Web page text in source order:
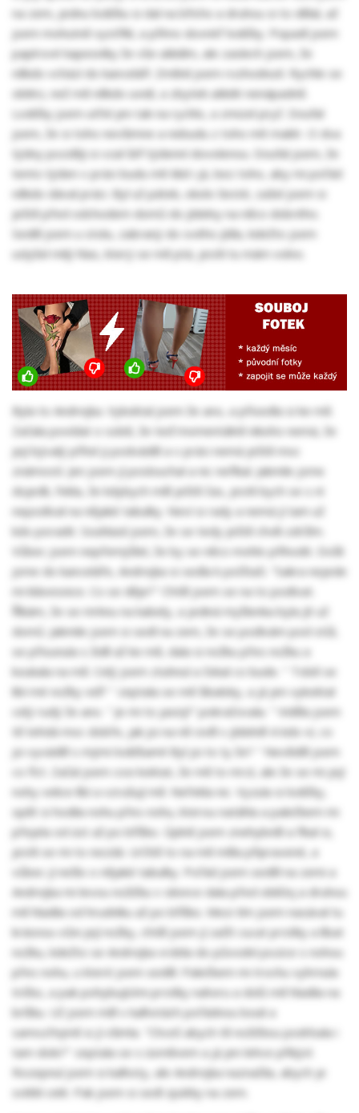
na zem, jednu lodičku si dal na břicho a druhou si to dělal, až
jsem mohutně vystříkl, a přímo dovnitř lodičky. Popadl jsem
papírové kapesníky že vše uklidím, ale zaslech jsem, že
někdo vchází do kanceláří. Změnil jsem rozhodnutí. Rychle se
obléci, než mě někdo uvidí, a zbytek uklidit nenápadně.
Lodičky jsem utřel jen tak na rychlo, a zmizel pryč. Doufal
jsem, že si toho nevšimne a nebudu z toho mít malér. O dva
týdny později si vzal šéf týdenní dovolenou. Doufal jsem, že
tento týden v práci budu mít klid i já, bez toho, aby mi pořád
někdo dával práci. Byl už pátek, okolo šesté, zašel jsem si
ještě před odchodem domů do jídelny na něco dobrého.
Seděl jsem u stolu, zabraný do svého jídla, kdežto jsem
uslyšel milý hlas, který se mě ptá, jestli tu mám volno.
Byla to Andrejka. Vykoktal jsem že ano, a přisedla si ke mě.
Začala povídat o sobě, že teď momentálně nikoho nemá, že
její bývalý přítel ji podváděl a v práci nemá ještě moc
známostí. Jen jsem jí poslouchal a nic neříkal. Jakmile jsme
dojedli, řekla, že kdybych měl ještě čas, jestli bych se s ní
nepodíval na nějaké tabulky. Neví si rady a nemá jí tam už
kdo poradit. Souhlasil jsem, že se tedy ještě chvíli zdržím.
Vůbec jsem nepřemýšlel, že by se něco mohlo přihodit. Došli
jsme do kanceláře, Andrejka si sedla k počítači. "Sakra nejede
mi klávesnice. Co se děje?" Chtěl jsem se na to podívat.
Říkám, že se mrknu na kabely, a jediná myšlenka byla jít už
domů. Jakmile jsem si sedl na zem, že se podívám pod stůl,
se přisunula s židlí až ke mě, dala si nožku přes nožku a
koukala na mě. Celý jsem ztuhnul a čekal co bude. " Tobě se
libí mé nožky viď? " zeptala se mě šibalsky, a já jen vykoktal
celý rudý že ano. " Je mi to jasný!" pokračovala. " Viděla jsem
tě tehdá moc dobře, jak jsi na ně civěl v jídelně! A kdo ví, co
jsi vyváděl s mými lodičkami! Byl jsi to ty že? " Nevěděl jsem
co říct. Začal jsem cosi koktat, že mě to mrzí, ale že se mi její
nohy velice líbí a vzrušují mě. Neřekla nic. Vyzula si lodičky,
opět si hodila nohu přes nohu, kterou natáhla a palečkem mi
přejela od úst až po bříško. Úplně jsem znehybněl a říkal si,
jestli se mi to nezdá. Určitě to na mě měla připravené, a
vůbec jí nešlo o nějaké tabulky. Pořád jsem seděl na zemi a
Andrejka mi levou nožičku v silonce dala před obličej a druhou
mě hladila od hrudníku až po bříško. Mezi tím jsem nasával tu
krásnou vůni její nožky, chtěl jsem jí začít cucat prstíky a líbat
nožku, kdežto se Andrejka vrátila do původní pozice s nohou
přes nohu, u které jsem seděl. Palečkem mi trochu vyhrnula
tričko, a pak pohybujícími prstíky nahoru a dolů mě hladila na
bríšku. Už jsem měl v kalhotách pořádnou bouli a
samozřejmě si jí všimla. "Chceš abych tě nožičkou podrbala i
tam dole?" zeptala se s úsměvem a já jen lehce přikývl.
Rozepnul jsem si kalhoty, ale Andrejka naznačila, abych je
svlékl celé. Pak jsem si sedl zpátky na zem.